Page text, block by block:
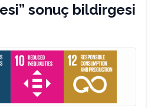
sonuç bildirgesi